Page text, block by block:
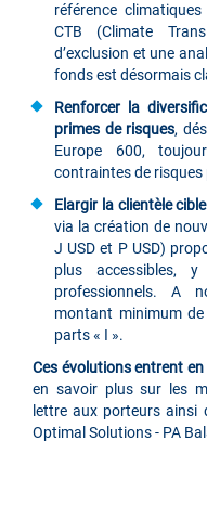
référence
CTB (Climate
d’exclusion et une
fonds est désormais
Renforcer la
primes de risques,
Europe 600,
contraintes de
Elargir la clientèle
via la création de
J USD et P USD)
plus accessibles,
professionnels. A
montant minimum
parts « I ».
Ces évolutions entrent
en savoir plus sur les
lettre aux porteurs ainsi
Optimal Solutions - PA